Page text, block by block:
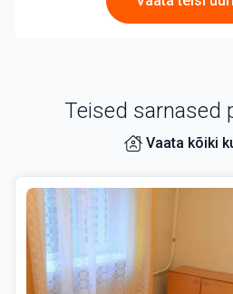
Teised sarnased
Vaata kõiki